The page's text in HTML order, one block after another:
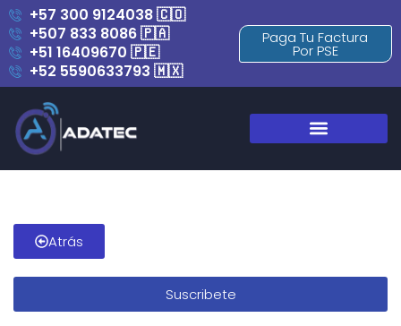
+57 300 9124038 🇨🇴
+507 833 8086 🇵🇦
+51 16409670 🇵🇪
+52 5590633793 🇲🇽
Paga Tu Factura
Por PSE
Atrás
Suscribete